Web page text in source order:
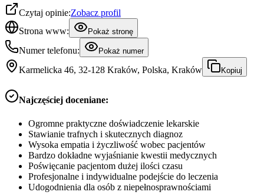
Czytaj opinie:Zobacz profil
Strona www:
Pokaż stronę
Numer telefonu: Pokaż numer
Karmelicka 46, 32-128 Kraków, Polska, Kraków Kopiuj
Najczęściej doceniane:
Ogromne praktyczne doświadczenie lekarskie
Stawianie trafnych i skutecznych diagnoz
Wysoka empatia i życzliwość wobec pacjentów
Bardzo dokładne wyjaśnianie kwestii medycznych
Poświęcanie pacjentom dużej ilości czasu
Profesjonalne i indywidualne podejście do leczenia
Udogodnienia dla osób z niepełnosprawnościami